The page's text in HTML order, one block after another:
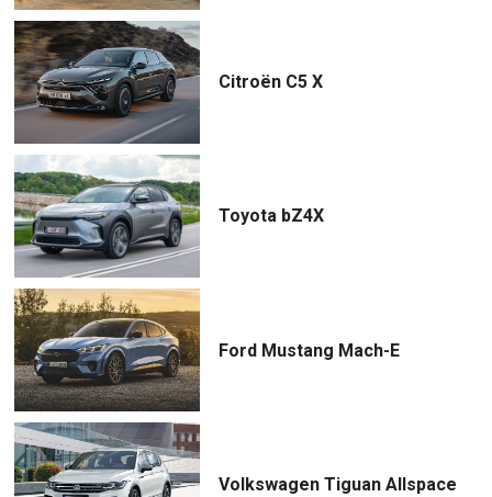
Citroën C5 X
Toyota bZ4X
Ford Mustang Mach-E
Volkswagen Tiguan Allspace